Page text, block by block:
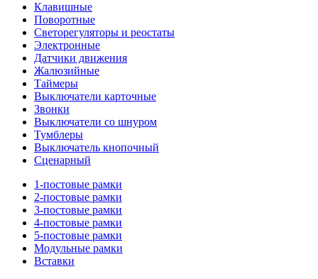
Клавишные
Поворотные
Светорегуляторы и реостаты
Электронные
Датчики движения
Жалюзийные
Таймеры
Выключатели карточные
Звонки
Выключатели со шнуром
Тумблеры
Выключатель кнопочный
Сценарный
1-постовые рамки
2-постовые рамки
3-постовые рамки
4-постовые рамки
5-постовые рамки
Модульные рамки
Вставки